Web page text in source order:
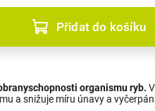
Přidat do košíku
organismu ryb.
a snižuje míru únavy a